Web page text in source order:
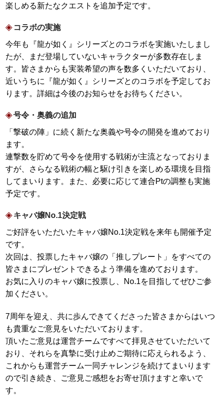
楽しめる新たなクエストを追加予定です。
コラボの実施
今年も『龍が如く』シリーズとのコラボを実施いたしまし
たが、まだ登場していないキャラクターが多数存在しま
す。皆さまからも実装希望の声を数多くいただいており、
近いうちに『龍が如く』シリーズとのコラボを予定してお
ります。詳細は今後のお知らせをお待ちください。
号令・奥義の追加
「撃破の陣」に続く新たな奥義や号令の開発を進めており
ます。
連撃数を貯めて号令を使用する戦術が主流となっておりま
すが、さらなる戦術の幅と駆け引きを楽しめる環境を目指
してまいります。また、必要に応じて連合Ptの調整も実施
予定です。
キャバ嬢No.1決定戦
ご好評をいただいたキャバ嬢No.1決定戦を来年も開催予定
です。
次回は、投票したキャバ嬢の「推しプレート」をすべての
皆さまにプレゼントできるよう準備を進めております。
お気に入りのキャバ嬢に投票し、No.1を目指してぜひご参
加ください。
7周年を迎え、共に歩んできてくださった皆さまからはいつ
も貴重なご意見をいただいております。
頂いたご意見は運営チームですべて拝見させていただいて
おり、それらを真摯に受け止めご期待に応えられるよう、
これからも運営チーム一同チャレンジを続けてまいります
ので引き続き、ご意見ご感想をお寄せ頂けますと幸いで
す。